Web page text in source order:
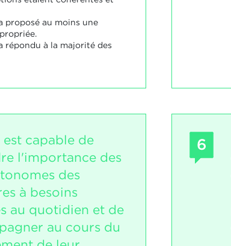
proposé au moins une
répondu à la majorité des
capable de
l'importance des
des
à besoins
au quotidien et de
au cours du
6